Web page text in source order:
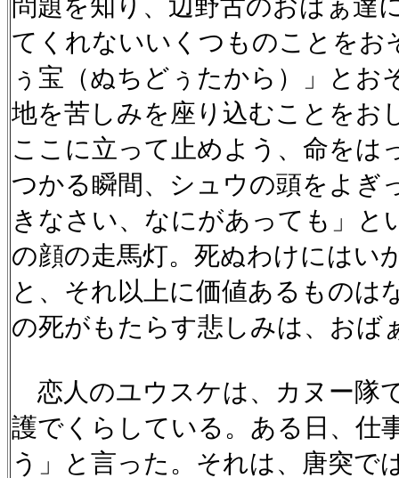
問題を知り、辺野古のおばぁ達
てくれないいくつものことをお
ぅ宝（ぬちどぅたから）」と
地を苦しみを座り込むことをお
ここに立って止めよう、命をは
つかる瞬間、シュウの頭をよぎ
きなさい、なにがあっても」と
の顔の走馬灯。死ぬわけにはい
と、それ以上に価値あるものは
の死がもたらす悲しみは、おば
恋人のユウスケは、カヌー隊
護でくらしている。ある日、仕
う」と言った。それは、唐突で